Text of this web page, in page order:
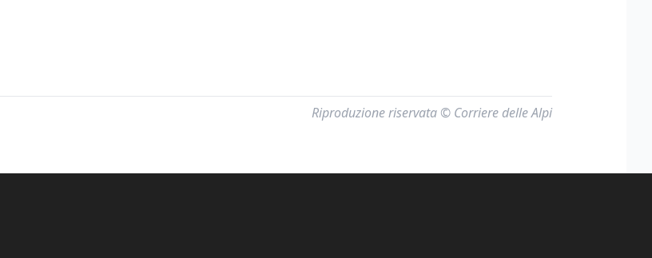
Riproduzione riservata © Corriere delle Alpi